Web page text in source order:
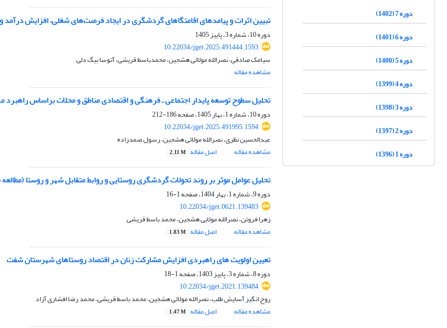
تبیین اثرات و پیامدهای اقامتگاهای گردشگری در ایجاد فرصت‌های شغلی، افزایش درآمد
دوره 10، شماره 3، پاییز 1405
10.22034/jget.2025.491444.1593
سیامک صادقی، نصرالله مولائی هشجین، محمدباسط قریشی، آتوسا بیگ دلی
مشاهده مقاله
تحلیل سطوح توسعه پایدار اجتماعی ـ فرهنگی و اقتصادی مناطق و محلات براساس
دوره 10، شماره 1، بهار 1405، صفحه
186-212
10.22034/jget.2025.491995.1594
عبدالحسین نظری، نصرالله مولائی هشجین، رسول صمدزاده
مشاهده مقاله
اصل مقاله 2.11 M
تحلیل عوامل موثر بر روند تحولات گردشگری روستایی و روابط متقابل شهر و روستا
دوره 9، شماره 1، بهار 1404، صفحه
1-16
10.22034/jget.0621.139483
زهرا فروتن، نصرالله مولایی هشجین، محمد باسط قریشی
مشاهده مقاله
اصل مقاله 1.83 M
تعیین اولویت های راهبردی افزایش مشارکت زنان در اقتصاد روستاهای شهرستان شفت
دوره 8، شماره 3، پاییز 1403، صفحه
1-18
10.22034/jget.2021.139484
روح انگیز آسایش طلب، نصرالله مولائی هشجین، محمد باسط قریشی، محمد رضا افشاری آزاد
مشاهده مقاله
اصل مقاله 1.47 M
دوره 7 (1402)
دوره 6 (1401)
دوره 5 (1400)
دوره 4 (1399)
دوره 3 (1398)
دوره 2 (1397)
دوره 1 (1396)